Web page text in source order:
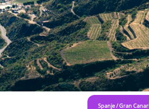
Spanje/Gran